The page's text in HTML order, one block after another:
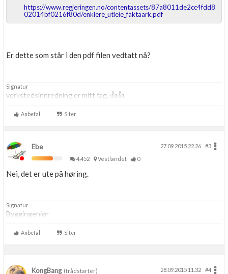
https://www.regjeringen.no/contentassets/87a8011de2cc4fdd8
02014bf0216f80d/enklere_utleie_faktaark.pdf
Er dette som står i den pdf filen vedtatt nå?
Signatur
verkstedsinnredning er mitt fag. 👍👍
Anbefal Siter
Ebe 27.09.2015 22.26
#3
4,452
Vestlandet 0
Nei, det er ute på høring.
Signatur
Byggingeniør
Anbefal Siter
KongBang(trådstarter) 28.09.2015 11.32 #4